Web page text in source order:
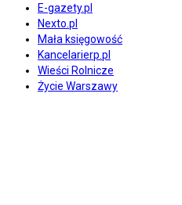
E-gazety.pl
Nexto.pl
Mała księgowość
Kancelarierp.pl
Wieści Rolnicze
Życie Warszawy